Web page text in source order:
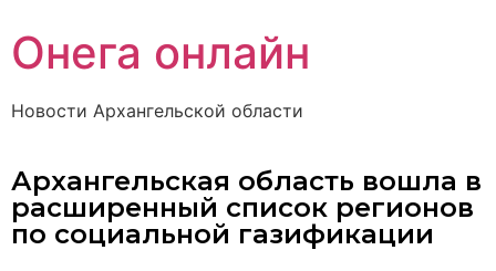
Онега онлайн
Новости Архангельской области
Архангельская область вошла в
расширенный список регионов
по социальной газификации